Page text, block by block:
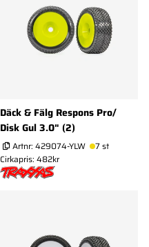
Däck & Fälg Respons Pro/
Disk Gul 3.0" (2)
Artnr: 429074-YLW
7 st
Cirkapris: 482kr